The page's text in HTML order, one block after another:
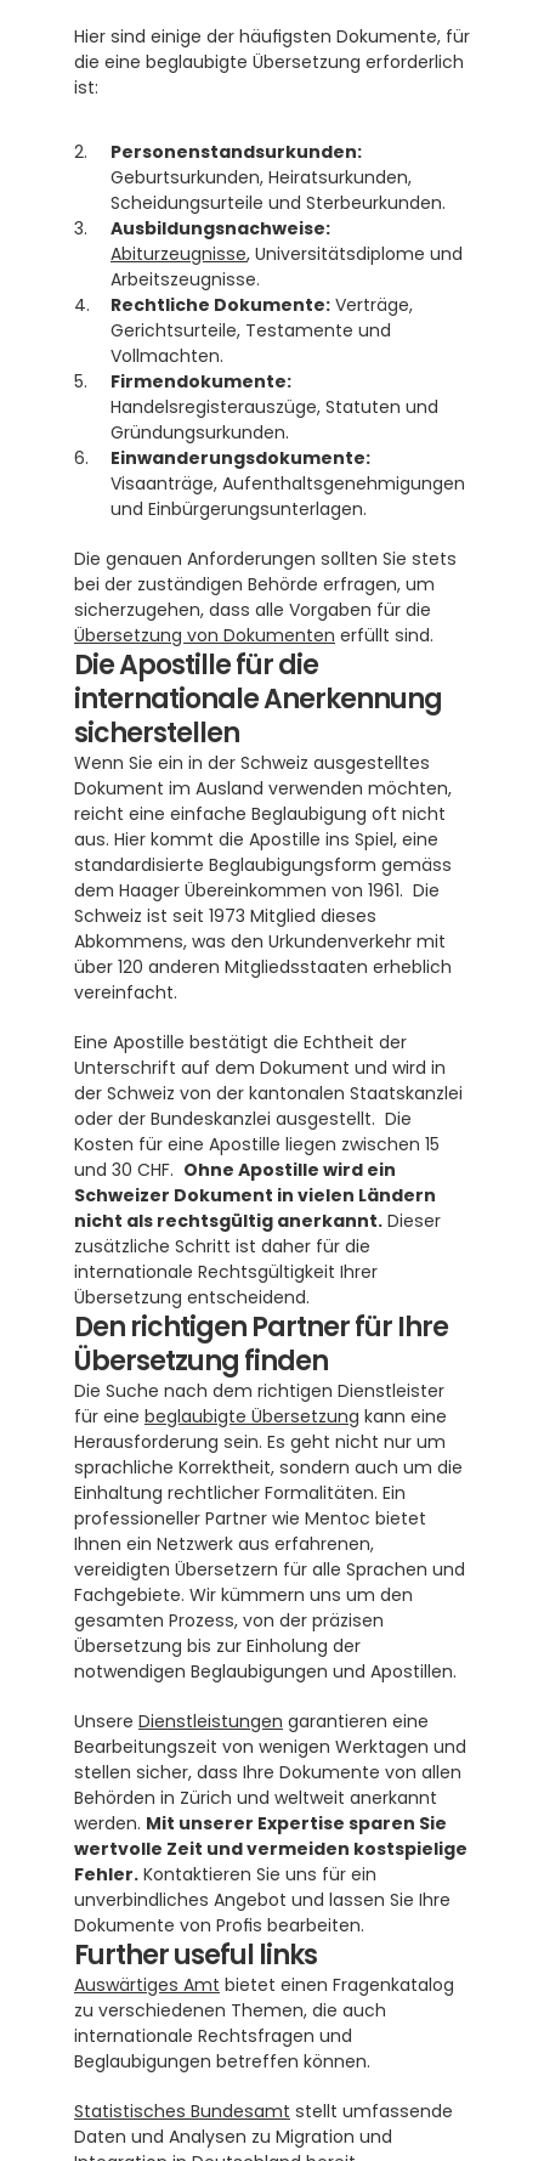
Hier sind einige der häufigsten Dokumente, für
die eine beglaubigte Übersetzung erforderlich
ist:
Personenstandsurkunden:
Geburtsurkunden, Heiratsurkunden,
Scheidungsurteile und Sterbeurkunden.
Ausbildungsnachweise:
Abiturzeugnisse, Universitätsdiplome und
Arbeitszeugnisse.
Rechtliche Dokumente: Verträge,
Gerichtsurteile, Testamente und
Vollmachten.
Firmendokumente:
Handelsregisterauszüge, Statuten und
Gründungsurkunden.
Einwanderungsdokumente:
Visaanträge, Aufenthaltsgenehmigungen
und Einbürgerungsunterlagen.
Die genauen Anforderungen sollten Sie stets
bei der zuständigen Behörde erfragen, um
Übersetzung von Dokumenten erfüllt sind.
Die Apostille für die
internationale Anerkennung
sicherstellen
Wenn Sie ein in der Schweiz ausgestelltes
Dokument im Ausland verwenden möchten,
reicht eine einfache Beglaubigung oft nicht
aus. Hier kommt die Apostille ins Spiel, eine
standardisierte Beglaubigungsform gemäss
dem Haager Übereinkommen von 1961.  Die
Schweiz ist seit 1973 Mitglied dieses
Abkommens, was den Urkundenverkehr mit
über 120 anderen Mitgliedsstaaten erheblich
vereinfacht.
Eine Apostille bestätigt die Echtheit der
Unterschrift auf dem Dokument und wird in
der Schweiz von der kantonalen Staatskanzlei
oder der Bundeskanzlei ausgestellt.  Die
Kosten für eine Apostille liegen zwischen 15
und 30 CHF. Ohne Apostille wird ein
Schweizer Dokument in vielen Ländern
nicht als rechtsgültig anerkannt. Dieser
zusätzliche Schritt ist daher für die
internationale Rechtsgültigkeit Ihrer
Übersetzung entscheidend.
Den richtigen Partner für Ihre
Übersetzung finden
Die Suche nach dem richtigen Dienstleister
für eine beglaubigte Übersetzung kann eine
Herausforderung sein. Es geht nicht nur um
sprachliche Korrektheit, sondern auch um die
Einhaltung rechtlicher Formalitäten. Ein
professioneller Partner wie Mentoc bietet
Ihnen ein Netzwerk aus erfahrenen,
vereidigten Übersetzern für alle Sprachen und
Fachgebiete. Wir kümmern uns um den
gesamten Prozess, von der präzisen
Übersetzung bis zur Einholung der
notwendigen Beglaubigungen und Apostillen.
Unsere Dienstleistungen garantieren eine
Bearbeitungszeit von wenigen Werktagen und
stellen sicher, dass Ihre Dokumente von allen
Behörden in Zürich und weltweit anerkannt
werden. Mit unserer Expertise sparen Sie
wertvolle Zeit und vermeiden kostspielige
Fehler. Kontaktieren Sie uns für ein
unverbindliches Angebot und lassen Sie Ihre
Dokumente von Profis bearbeiten.
Further useful links
Auswärtiges Amt bietet einen Fragenkatalog
zu verschiedenen Themen, die auch
internationale Rechtsfragen und
Beglaubigungen betreffen können.
Statistisches Bundesamt stellt umfassende
Daten und Analysen zu Migration und